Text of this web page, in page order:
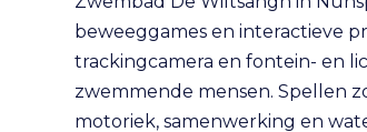
beweeggames en interactieve
trackingcamera en fontein- en
zwemmende mensen. Spellen
motoriek, samenwerking en